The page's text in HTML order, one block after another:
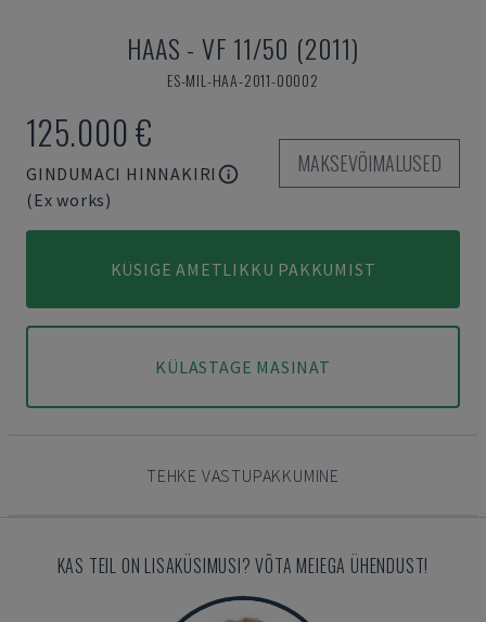
HAAS - VF 11/50 (2011)
ES-MIL-HAA-2011-00002
125.000 €
GINDUMACI HINNAKIRI
(Ex works)
MAKSEVÕIMALUSED
KÜSIGE AMETLIKKU PAKKUMIST
KÜLASTAGE MASINAT
TEHKE VASTUPAKKUMINE
KAS TEIL ON LISAKÜSIMUSI? VÕTA MEIEGA ÜHENDUST!